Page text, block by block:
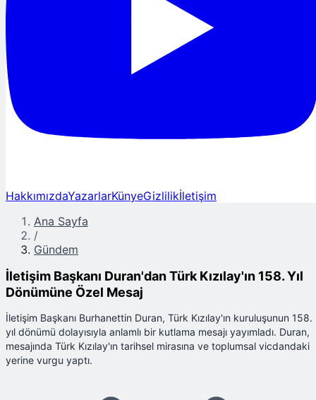
HakkımızdaYazarlarKünyeGizlilikİletişim
Ana Sayfa
/
Gündem
İletişim Başkanı Duran'dan Türk Kızılay'ın 158. Yıl
Dönümüne Özel Mesaj
İletişim Başkanı Burhanettin Duran, Türk Kızılay'ın kuruluşunun 158.
yıl dönümü dolayısıyla anlamlı bir kutlama mesajı yayımladı. Duran,
mesajında Türk Kızılay'ın tarihsel mirasına ve toplumsal vicdandaki
yerine vurgu yaptı.